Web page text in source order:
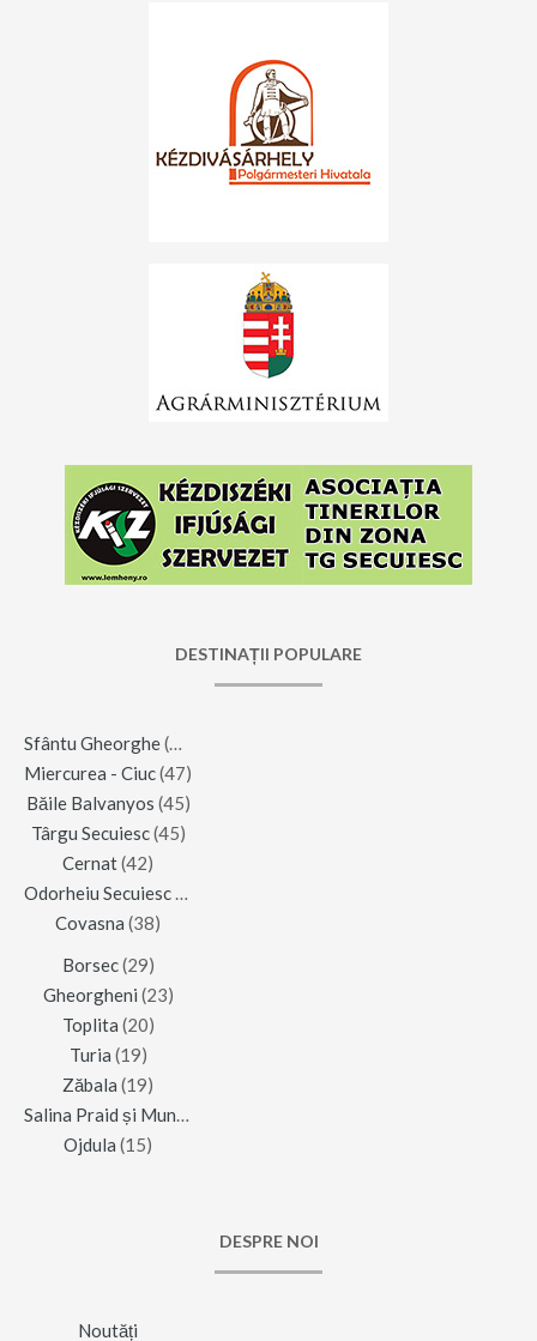
DESTINAȚII POPULARE
Sfântu Gheorghe(123)
Miercurea - Ciuc(47)
Băile Balvanyos (45)
Târgu Secuiesc(45)
Cernat(42)
Odorheiu Secuiesc
Covasna (38)
Borsec(29)
Gheorgheni (23)
Toplita (20)
Turia (19)
Zăbala (19)
Salina Praid și Muntele de Sare
Ojdula (15)
DESPRE NOI
Noutăți